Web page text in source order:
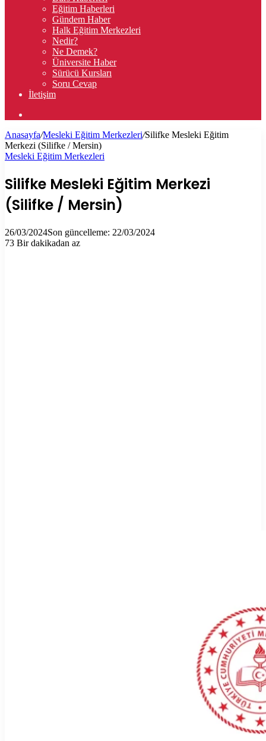
Eğitim Haberleri
Gündem Haber
Halk Eğitim Merkezleri
Nedir?
Ne Demek?
Üniversite Haber
Sürücü Kursları
Soru Cevap
İletişim
...
Anasayfa/Mesleki Eğitim Merkezleri/Silifke Mesleki Eğitim
Merkezi (Silifke / Mersin)
Mesleki Eğitim Merkezleri
Silifke Mesleki Eğitim Merkezi
(Silifke / Mersin)
26/03/2024Son güncelleme: 22/03/2024
73 Bir dakikadan az